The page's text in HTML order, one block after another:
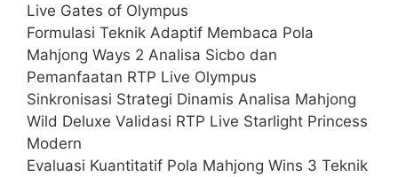
Live Gates of Olympus
Formulasi Teknik Adaptif Membaca Pola
Mahjong Ways 2 Analisa Sicbo dan
Pemanfaatan RTP Live Olympus
Sinkronisasi Strategi Dinamis Analisa Mahjong
Wild Deluxe Validasi RTP Live Starlight Princess
Modern
Evaluasi Kuantitatif Pola Mahjong Wins 3 Teknik